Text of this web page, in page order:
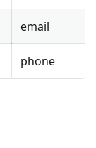
email
phone